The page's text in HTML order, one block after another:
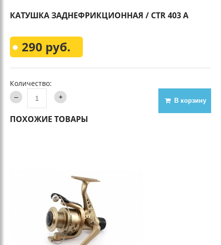
КАТУШКА ЗАДНЕФРИКЦИОННАЯ / CTR 403 A
290 руб.
Количество:
В корзину
ПОХОЖИЕ ТОВАРЫ